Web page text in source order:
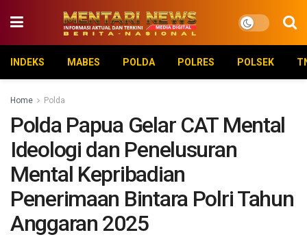
INDEKS MABES POLDA POLRES POLSEK
Home Polda
Polda Papua Gelar CAT Mental
Ideologi dan Penelusuran
Mental Kepribadian
Penerimaan Bintara Polri Tahun
Anggaran 2025